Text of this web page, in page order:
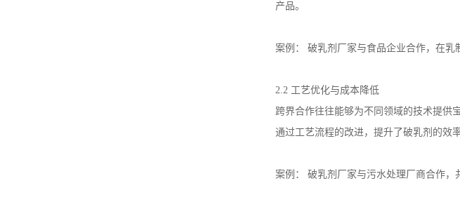
产品。
案例： 破乳剂厂家与食品企业合作，在乳
2.2 工艺优化与成本降低
跨界合作往往能够为不同领域的技术提供
通过工艺流程的改进，提升了破乳剂的效
案例： 破乳剂厂家与污水处理厂商合作，